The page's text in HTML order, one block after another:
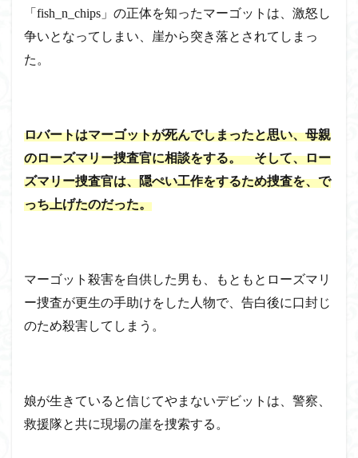
「fish_n_chips」の正体を知ったマーゴットは、激怒し
争いとなってしまい、崖から突き落とされてしまっ
た。
ロバートはマーゴットが死んでしまったと思い、母親
のローズマリー捜査官に相談をする。 そして、ロー
ズマリー捜査官は、隠ぺい工作をするため捜査を、で
っち上げたのだった。
マーゴット殺害を自供した男も、もともとローズマリ
ー捜査が更生の手助けをした人物で、告白後に口封じ
のため殺害してしまう。
娘が生きていると信じてやまないデビットは、警察、
救援隊と共に現場の崖を捜索する。